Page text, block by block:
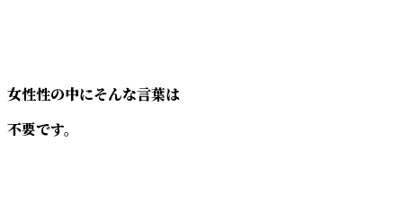
女性性の中にそんな言葉は
不要です。